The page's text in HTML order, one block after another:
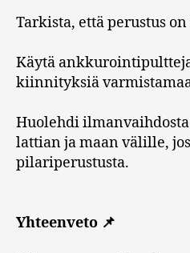
Tarkista, että perustus
Käytä
kiinnityksiä
Huolehdi
lattian ja maan välille,
pilariperustusta.
Yhteenveto 📌